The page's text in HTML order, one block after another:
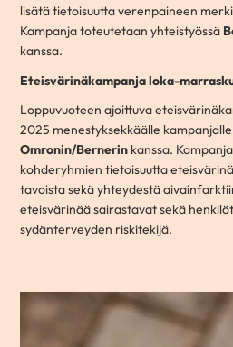
lisätä tietoisuutta verenpaineen
Kampanja toteutetaan yhteistyössä
kanssa.
Eteisvärinäkampanja loka-
Loppuvuoteen ajoittuva
2025 menestyksekkäälle
Omronin/Bernerin kanssa.
kohderyhmien tietoisuutta
tavoista sekä yhteydestä
eteisvärinää sairastavat sekä
sydänterveyden riskitekijä.